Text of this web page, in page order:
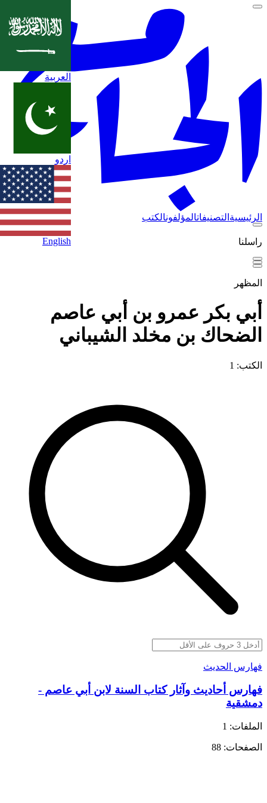
الرئيسية التصنيفاتالمؤلفونالكتب
راسلنا
العربية
اردو
English
المظهر
أبي بكر عمرو بن أبي عاصم
الضحاك بن مخلد الشيباني
الكتب: 1
فهارس الحديث
فهارس أحاديث وآثار كتاب السنة لابن أبي عاصم -
دمشقية
الملفات: 1
الصفحات: 88